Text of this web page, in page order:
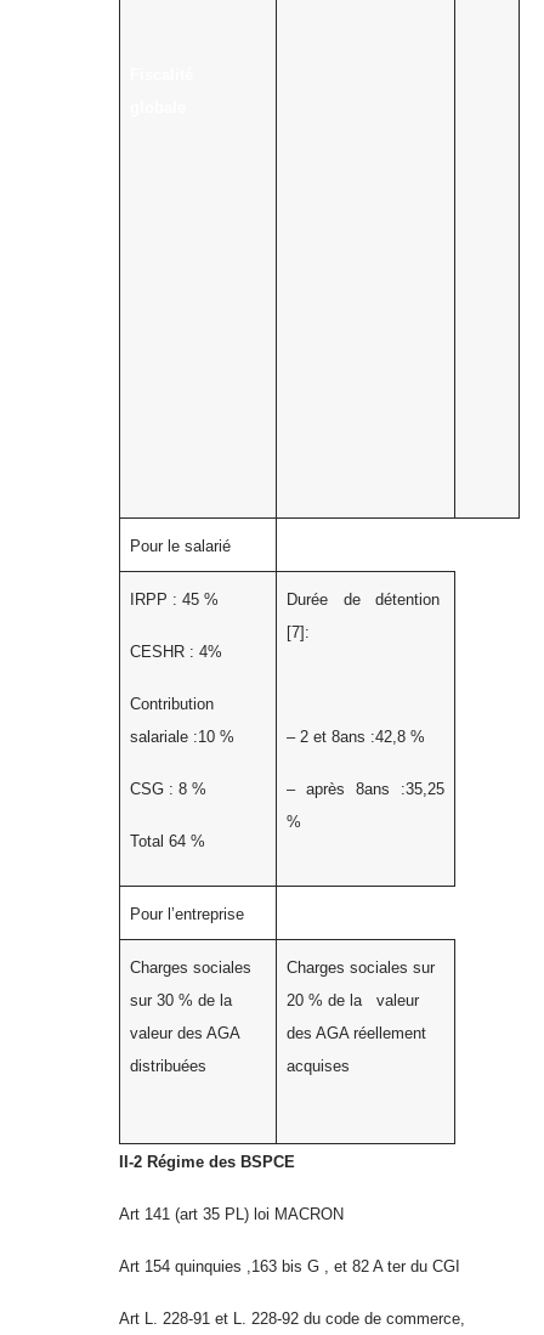
Pour le salarié
IRPP : 45 %
CESHR : 4%
Contribution
salariale :10 %
CSG : 8 %
Total 64 %
Durée de détention
[7] :
– 2 et 8ans :42,8 %
– après 8ans :35,25
%
Pour l’entreprise
Charges sociales
sur 30 % de la
valeur des AGA
distribuées
Charges sociales sur
20 % de la valeur
des AGA réellement
acquises
II-2 Régime des BSPCE
Art 141 (art 35 PL) loi MACRON
Art 154 quinquies ,163 bis G , et 82 A ter du CGI
Art L. 228-91 et L. 228-92 du code de commerce,